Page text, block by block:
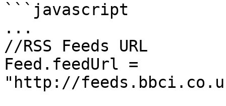
```javascript
...
//RSS Feeds URL
Feed.feedUrl =
"http://